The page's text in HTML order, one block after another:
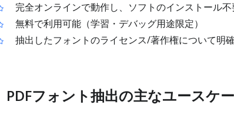
完全オンラインで動作し、ソフトのインストール不
無料で利用可能（学習・デバッグ用途限定）
抽出したフォントのライセンス/著作権について明
PDFフォント抽出の主なユースケ